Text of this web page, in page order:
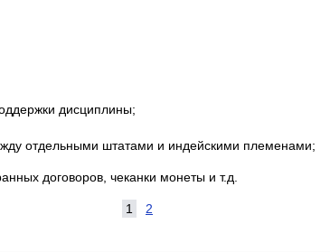
дисциплины;
право; -издавать
отдельными штатами и индейскими племенами;
договоров, чеканки монеты и т.д.
1 2